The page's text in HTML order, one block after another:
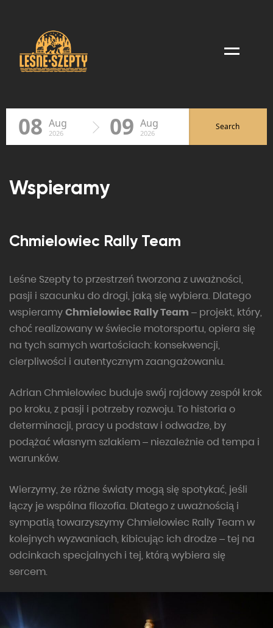
Menu
08 Aug
2026 09 Aug
2026
Search
Wspieramy
Chmielowiec Rally Team
Leśne Szepty to przestrzeń tworzona z uważności,
pasji i szacunku do drogi, jaką się wybiera. Dlatego
wspieramyChmielowiec Rally Team – projekt, który,
choć realizowany w świecie motorsportu, opiera się
na tych samych wartościach: konsekwencji,
cierpliwości i autentycznym zaangażowaniu.
Adrian Chmielowiec buduje swój rajdowy zespół krok
po kroku, z pasji i potrzeby rozwoju. To historia o
determinacji, pracy u podstaw i odwadze, by
podążać własnym szlakiem – niezależnie od tempa i
warunków.
Wierzymy, że różne światy mogą się spotykać, jeśli
łączy je wspólna filozofia. Dlatego z uważnością i
sympatią towarzyszymy Chmielowiec Rally Team w
kolejnych wyzwaniach, kibicując ich drodze – tej na
odcinkach specjalnych i tej, którą wybiera się
sercem.